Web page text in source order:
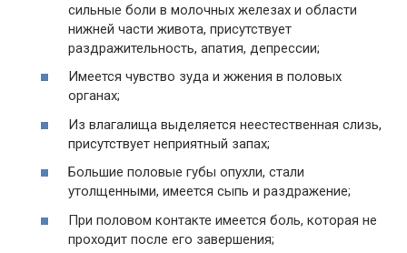
сильные боли в молочных железах и области
нижней части живота, присутствует
раздражительность, апатия, депрессии;
Имеется чувство зуда и жжения в половых
органах;
Из влагалища выделяется неестественная слизь,
присутствует неприятный запах;
Большие половые губы опухли, стали
утолщенными, имеется сыпь и раздражение;
При половом контакте имеется боль, которая не
проходит после его завершения;